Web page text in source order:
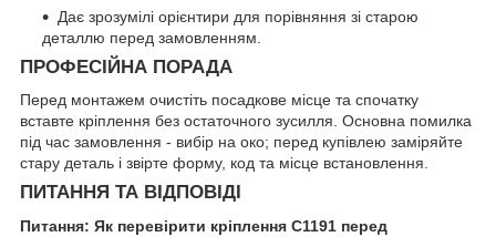
Дає зрозумілі орієнтири для порівняння зі старою
деталлю перед замовленням.
ПРОФЕСІЙНА ПОРАДА
Перед монтажем очистіть посадкове місце та спочатку
вставте кріплення без остаточного зусилля. Основна помилка
під час замовлення - вибір на око; перед купівлею заміряйте
стару деталь і звірте форму, код та місце встановлення.
ПИТАННЯ ТА ВІДПОВІДІ
Питання: Як перевірити кріплення C1191 перед